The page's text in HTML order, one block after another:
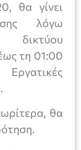
θα γίνει
λόγω
δικτύου
τη 01:00
θα